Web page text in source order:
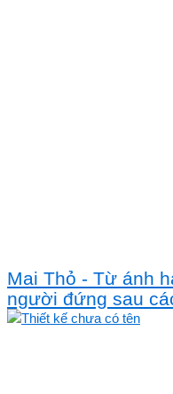
Mai Thỏ - Từ ánh
người đứng sau